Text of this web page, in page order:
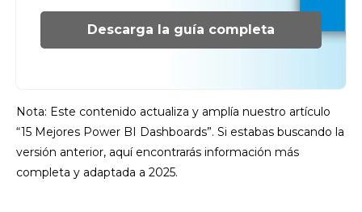
Descarga la guía completa
Nota: Este contenido actualiza y amplía nuestro artículo
“15 Mejores Power BI Dashboards”. Si estabas buscando la
versión anterior, aquí encontrarás información más
completa y adaptada a 2025.